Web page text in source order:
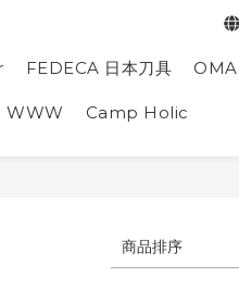
FEDECA 日本刀具
WWW Camp Holic
商品排序